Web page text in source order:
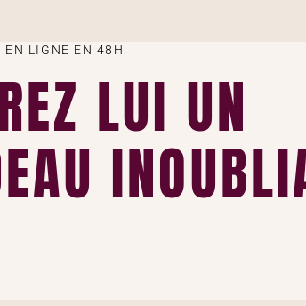
EN LIGNE EN 48H
LUI UN